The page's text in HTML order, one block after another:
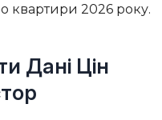
квартири 2026 року.
Дані Цін